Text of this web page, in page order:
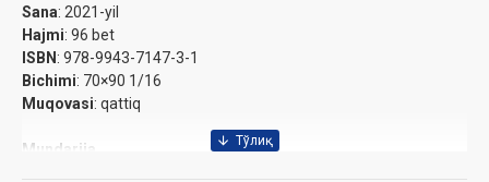
Sana: 2021-yil
Hajmi: 96 bet
ISBN : 978-9943-7147-3-1
Bichimi: 70×90 1/16
Muqovasi: qattiq
Mundarija